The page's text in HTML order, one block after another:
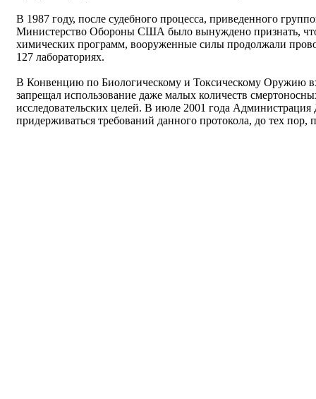
В 1987 году, после судебного процесса, приведенного
Министерство Обороны США было вынуждено признать,
химических программ, вооруженные силы продолжали
127 лабораториях.
В Конвенцию по Биологическому и Токсическому Оружию
запрещал использование даже малых количеств
исследовательских целей. В июле 2001 года
придерживаться требований данного протокола, до тех пор,